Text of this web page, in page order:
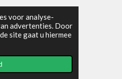
voor analyse-
advertenties. Door
site gaat u hiermee
Het vlinderpad